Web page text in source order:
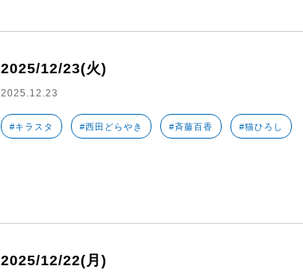
2025/12/23(火)
2025.12.23
#キラスタ #西田どらやき #斉藤百香 #猫ひろし
2025/12/22(月)